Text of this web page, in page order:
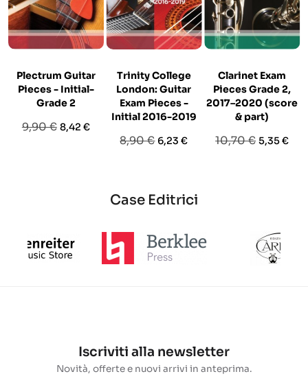
Plectrum Guitar
Pieces - Initial-
Grade 2
Prezzo
9,90 € Prezzo
8,42 €
Trinity College
London: Guitar
Exam Pieces -
Initial 2016-2019
Prezzo
8,90 € Prezzo
6,23 €
Clarinet Exam
Pieces Grade 2,
2017–2020 (score
& part)
Prezzo
10,70 € Prezzo
5,35 €
Case Editrici
Iscriviti alla newsletter
Novità, offerte e nuovi arrivi in anteprima.